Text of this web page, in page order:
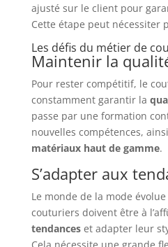
ajusté sur le client pour
Cette étape peut nécessiter
Les défis du métier de
Maintenir la
Pour rester compétitif, le
constamment garantir la
passe par une formation
nouvelles compétences,
matériaux haut de gamme.
S’adapter aux
Le monde de la mode évolue
couturiers doivent être à
tendanceset adapter leur